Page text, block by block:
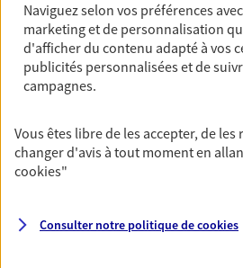
Santé
Couvrez vos dépenses de
votre famille avec la
vous ressemble.
Prévoyance
Pour un avenir serein, assurez-
garanties incapacité
Naviguez selon vos préférences
marketing et de personnalisation
d'afficher du contenu adapté à vos
publicités personnalisées et de
campagnes.
Vous êtes libre de les accepter, de
changer d'avis à tout moment en
cookies"
Consulter notre politique decookies